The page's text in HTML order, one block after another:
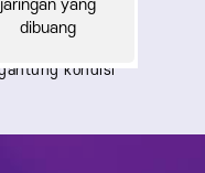
jaringan yang
dibuang